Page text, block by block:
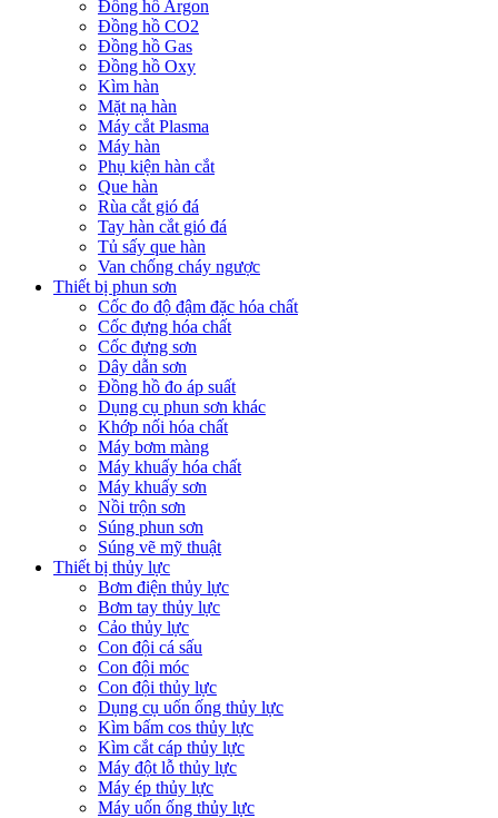
Đồng hồ Argon
Đồng hồ CO2
Đồng hồ Gas
Đồng hồ Oxy
Kìm hàn
Mặt nạ hàn
Máy cắt Plasma
Máy hàn
Phụ kiện hàn cắt
Que hàn
Rùa cắt gió đá
Tay hàn cắt gió đá
Tủ sấy que hàn
Van chống cháy ngược
Thiết bị phun sơn
Cốc đo độ đậm đặc hóa chất
Cốc đựng hóa chất
Cốc đựng sơn
Dây dẫn sơn
Đồng hồ đo áp suất
Dụng cụ phun sơn khác
Khớp nối hóa chất
Máy bơm màng
Máy khuấy hóa chất
Máy khuấy sơn
Nồi trộn sơn
Súng phun sơn
Súng vẽ mỹ thuật
Thiết bị thủy lực
Bơm điện thủy lực
Bơm tay thủy lực
Cảo thủy lực
Con đội cá sấu
Con đội móc
Con đội thủy lực
Dụng cụ uốn ống thủy lực
Kìm bấm cos thủy lực
Kìm cắt cáp thủy lực
Máy đột lỗ thủy lực
Máy ép thủy lực
Máy uốn ống thủy lực